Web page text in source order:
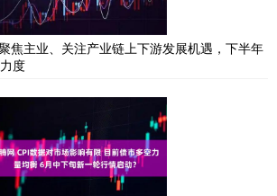
焦主业、关注产业链上下游发展机遇，下半年
度